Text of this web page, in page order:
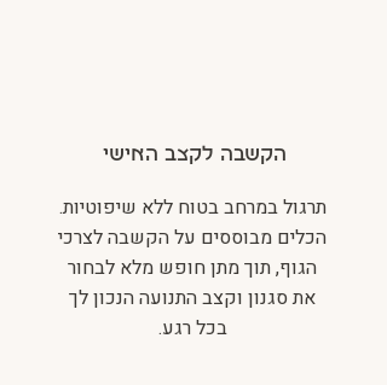
תרגול במרחב בטוח ללא שיפוטיות.
הכלים מבוססים על הקשבה לצרכי
הגוף, תוך מתן חופש מלא לבחור
את סגנון וקצב התנועה הנכון לך
בכל רגע.
הקשבה לקצב האישי